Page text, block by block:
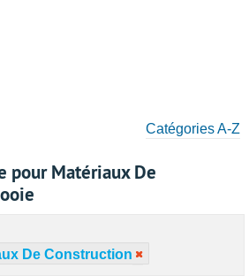
Catégories A-Z
pour Matériaux De
De Construction